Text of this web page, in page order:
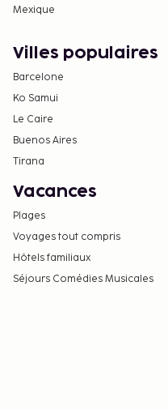
Mexique
Villes populaires
Barcelone
Ko Samui
Le Caire
Buenos Aires
Tirana
Vacances
Plages
Voyages tout compris
Hôtels familiaux
Séjours Comédies Musicales